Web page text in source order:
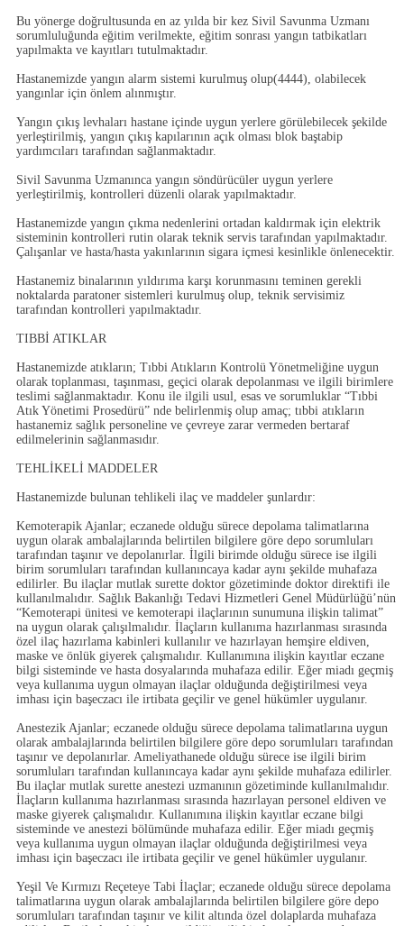
Bu yönerge doğrultusunda en az yılda bir kez Sivil Savunma Uzmanı
sorumluluğunda eğitim verilmekte, eğitim sonrası yangın tatbikatları
yapılmakta ve kayıtları tutulmaktadır.
Hastanemizde yangın alarm sistemi kurulmuş olup(4444), olabilecek
yangınlar için önlem alınmıştır.
Yangın çıkış levhaları hastane içinde uygun yerlere görülebilecek şekilde
yerleştirilmiş, yangın çıkış kapılarının açık olması blok baştabip
yardımcıları tarafından sağlanmaktadır.
Sivil Savunma Uzmanınca yangın söndürücüler uygun yerlere
yerleştirilmiş, kontrolleri düzenli olarak yapılmaktadır.
Hastanemizde yangın çıkma nedenlerini ortadan kaldırmak için elektrik
sisteminin kontrolleri rutin olarak teknik servis tarafından yapılmaktadır.
Çalışanlar ve hasta/hasta yakınlarının sigara içmesi kesinlikle önlenecektir.
Hastanemiz binalarının yıldırıma karşı korunmasını teminen gerekli
noktalarda paratoner sistemleri kurulmuş olup, teknik servisimiz
tarafından kontrolleri yapılmaktadır.
TIBBİ ATIKLAR
Hastanemizde atıkların; Tıbbi Atıkların Kontrolü Yönetmeliğine uygun
olarak toplanması, taşınması, geçici olarak depolanması ve ilgili birimlere
teslimi sağlanmaktadır. Konu ile ilgili usul, esas ve sorumluklar “Tıbbi
Atık Yönetimi Prosedürü” nde belirlenmiş olup amaç; tıbbi atıkların
hastanemiz sağlık personeline ve çevreye zarar vermeden bertaraf
edilmelerinin sağlanmasıdır.
TEHLİKELİ MADDELER
Hastanemizde bulunan tehlikeli ilaç ve maddeler şunlardır:
Kemoterapik Ajanlar; eczanede olduğu sürece depolama talimatlarına
uygun olarak ambalajlarında belirtilen bilgilere göre depo sorumluları
tarafından taşınır ve depolanırlar. İlgili birimde olduğu sürece ise ilgili
birim sorumluları tarafından kullanıncaya kadar aynı şekilde muhafaza
edilirler. Bu ilaçlar mutlak surette doktor gözetiminde doktor direktifi ile
kullanılmalıdır. Sağlık Bakanlığı Tedavi Hizmetleri Genel Müdürlüğü’nün
“Kemoterapi ünitesi ve kemoterapi ilaçlarının sunumuna ilişkin talimat”
na uygun olarak çalışılmalıdır. İlaçların kullanıma hazırlanması sırasında
özel ilaç hazırlama kabinleri kullanılır ve hazırlayan hemşire eldiven,
maske ve önlük giyerek çalışmalıdır. Kullanımına ilişkin kayıtlar eczane
bilgi sisteminde ve hasta dosyalarında muhafaza edilir. Eğer miadı geçmiş
veya kullanıma uygun olmayan ilaçlar olduğunda değiştirilmesi veya
imhası için başeczacı ile irtibata geçilir ve genel hükümler uygulanır.
Anestezik Ajanlar; eczanede olduğu sürece depolama talimatlarına uygun
olarak ambalajlarında belirtilen bilgilere göre depo sorumluları tarafından
taşınır ve depolanırlar. Ameliyathanede olduğu sürece ise ilgili birim
sorumluları tarafından kullanıncaya kadar aynı şekilde muhafaza edilirler.
Bu ilaçlar mutlak surette anestezi uzmanının gözetiminde kullanılmalıdır.
İlaçların kullanıma hazırlanması sırasında hazırlayan personel eldiven ve
maske giyerek çalışmalıdır. Kullanımına ilişkin kayıtlar eczane bilgi
sisteminde ve anestezi bölümünde muhafaza edilir. Eğer miadı geçmiş
veya kullanıma uygun olmayan ilaçlar olduğunda değiştirilmesi veya
imhası için başeczacı ile irtibata geçilir ve genel hükümler uygulanır.
Yeşil Ve Kırmızı Reçeteye Tabi İlaçlar; eczanede olduğu sürece depolama
talimatlarına uygun olarak ambalajlarında belirtilen bilgilere göre depo
sorumluları tarafından taşınır ve kilit altında özel dolaplarda muhafaza